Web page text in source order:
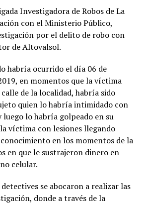
Investigadora de Robos de La
con el Ministerio Público,
por el delito de robo con
de Altovalsol.
habría ocurrido el día 06 de
en momentos que la víctima
de la localidad, habría sido
quien lo habría intimidado con
lo habría golpeado en su
víctima con lesiones llegando
en los momentos de la
en que le sustrajeron dinero en
celular.
se abocaron a realizar las
donde a través de la